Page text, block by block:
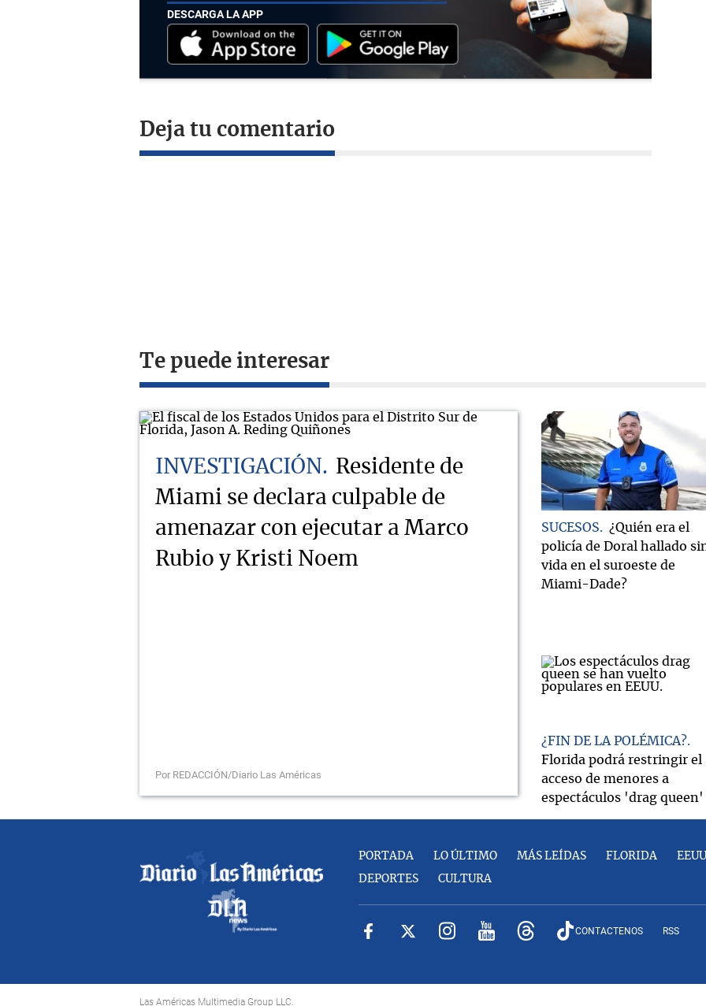
DESCARGA LA APP
Deja tu comentario
Te puede interesar
INVESTIGACIÓN
Residente de
Miami se declara culpable de
amenazar con ejecutar a Marco
Rubio y Kristi Noem
Por REDACCIÓN/Diario Las Américas
SUCESOS
¿Quién era el
policía de Doral hallado
vida en el suroeste de
Miami-Dade?
¿FIN DE LA POLÉMICA?
Florida podrá restringir el
acceso de menores a
espectáculos 'drag queen'
PORTADA LO ÚLTIMO MÁS LEÍDAS FLORIDA EEUU
DEPORTES CULTURA
CONTACTENOS RSS
Las Américas Multimedia Group LLC.